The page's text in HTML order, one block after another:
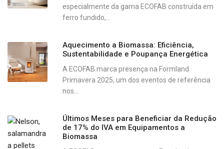
especialmente da gama ECOFAB construída em
ferro fundido,...
Aquecimento a Biomassa: Eficiência,
Sustentabilidade e Poupança Energética
A ECOFAB marca presença na Formland
Primavera 2025, um dos eventos de referência
nos...
Últimos Meses para Beneficiar da Redução
de 17% do IVA em Equipamentos a
Biomassa